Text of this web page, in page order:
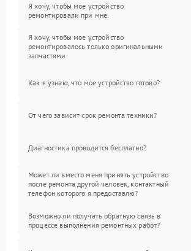
Я хочу, чтобы мое устройство
ремонтировали при мне.
Я хочу, чтобы мое устройство
ремонтировалось только оригинальными
запчастями.
Как я узнаю, что мое устройство готово?
От чего зависит срок ремонта техники?
Диагностика проводится бесплатно?
Может ли вместо меня принять устройство
после ремонта другой человек, контактный
телефон которого я предоставлю?
Возможно ли получать обратную связь в
процессе выполнения ремонтных работ?